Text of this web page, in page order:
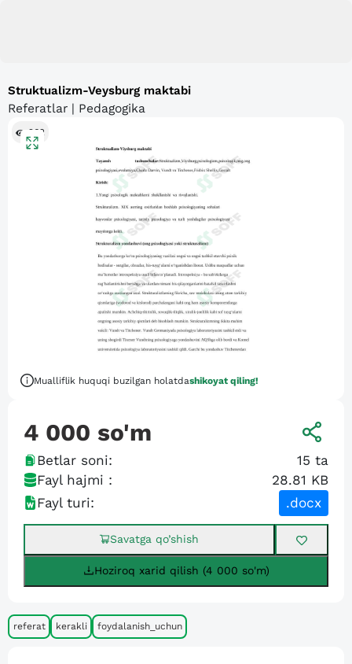
Struktualizm-Veysburg maktabi
Referatlar | Pedagogika
262
Mualliflik huquqi buzilgan holatdashikoyat qiling!
4 000 so'm
Betlar soni: 15 ta
Fayl hajmi :
28.81 KB
Fayl turi:
.docx
Savatga qo’shish
Hoziroq xarid qilish (4 000 so'm)
referat kerakli foydalanish_uchun